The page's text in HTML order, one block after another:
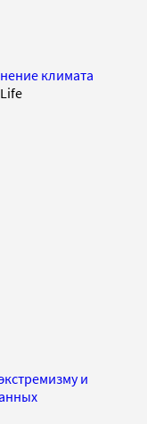
климата
и